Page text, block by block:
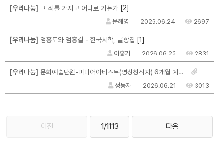
[우리나눔] 그 죄를 가지고 어디로 가는가 [2]
문혜영 2026.06.24 2697
[우리나눔] 엄흥도와 엄홍길 - 한국시학, 글빵집 [1]
이홍기 2026.06.22 2831
[우리나눔] 문화예술단원-미디어아티스트(영상창작자) 6개월 계약직 채용 안내
정동자 2026.06.21 3013
이전 1/1113 다음